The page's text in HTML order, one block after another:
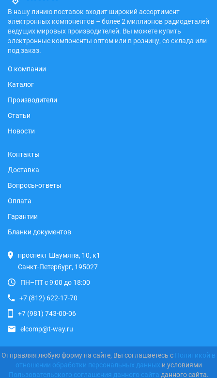
В нашу линию поставок входит широкий ассортимент
электронных компонентов – более 2 миллионов радиодеталей
ведущих мировых производителей. Вы можете купить
электронные компоненты оптом или в розницу, со склада или
под заказ.
О компании
Каталог
Производители
Статьи
Новости
Контакты
Доставка
Вопросы-ответы
Оплата
Гарантии
Бланки документов
проспект Шаумяна, 10, к1
Санкт-Петербург, 195027
ПН–ПТ с 9:00 до 18:00
+7 (812) 622-17-70
+7 (981) 743-00-06
elcomp@t-way.ru
Отправляя любую форму на сайте, Вы соглашаетесь с Политикой в
отношении обработки персональных данных и условиями
Пользовательского соглашения данного сайта данного сайта.